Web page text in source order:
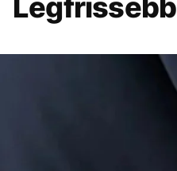
Legfrissebb